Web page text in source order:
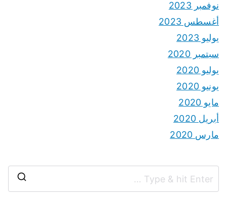
نوفمبر 2023
أغسطس 2023
يوليو 2023
سبتمبر 2020
يوليو 2020
يونيو 2020
مايو 2020
أبريل 2020
مارس 2020